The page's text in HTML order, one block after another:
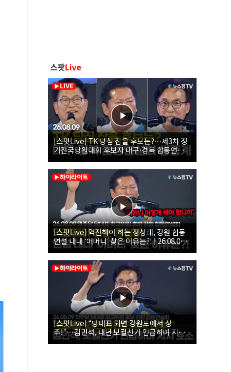
스팟Live
[스팟Live] TK 당심 잡을 후보는?…제3차 정
기전국당원대회 후보자 대구·경북 합동연설
회 생중계 | 26.08.09
[스팟Live] 역전해야 하는 정청래, 강원 합동
연설 내내 ‘어머니’ 찾은 이유는?! | 26.08.09
더불어민주당 당대표·최고위원 후보 강원 합
동연설회
[스팟Live] “당대표 되면 강원도에서 상
주!”…김민석, 내년 보궐선거 언급하며 지지
호소 | 26.08.09 더불어민주당 당대표·최고위